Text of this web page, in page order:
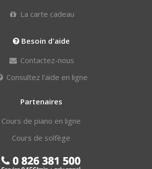
La carte cadeau
Besoin d'aide
Contactez-nous
Consultez l'aide en ligne
Partenaires
Cours de piano en ligne
Cours de solfège